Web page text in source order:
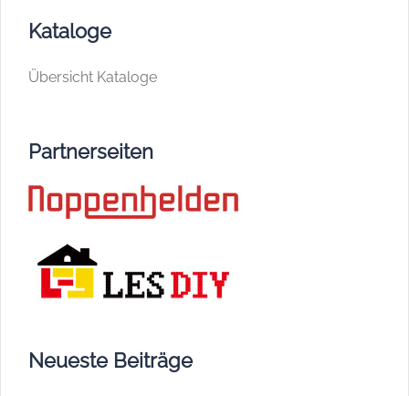
Kataloge
Übersicht Kataloge
Partnerseiten
Neueste Beiträge